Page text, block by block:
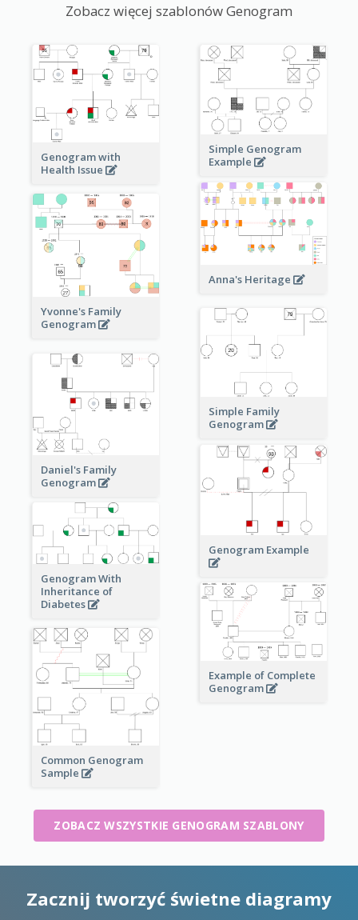
Zobacz więcej szablonów Genogram
Genogram with
Health Issue
Simple Genogram
Example
Anna's Heritage
Yvonne's Family
Genogram
Simple Family
Genogram
Daniel's Family
Genogram
Genogram Example
Genogram With
Inheritance of
Diabetes
Example of Complete
Genogram
Common Genogram
Sample
ZOBACZ WSZYSTKIE GENOGRAM SZABLONY
Zacznij tworzyć świetne diagramy